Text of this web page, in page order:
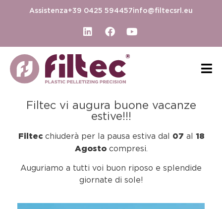
Assistenza+39 0425 594457info@filtecsrl.eu
Filtec vi augura buone vacanze
estive!!!
Filtec chiuderà per la pausa estiva dal 07 al 18
Agostocompresi.
Auguriamo a tutti voi buon riposo e splendide
giornate di sole!